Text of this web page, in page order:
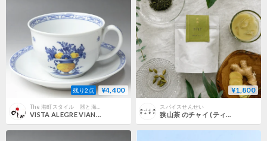
残り2点 ¥4,400
The 港町スタイル 器と海辺の雑貨
VISTA ALEGRE VIANA ティーカップ＆ソーサー
¥1,800
スパイスせんせい
狭山茶 のチャイ (ティーバッグ7包入り)